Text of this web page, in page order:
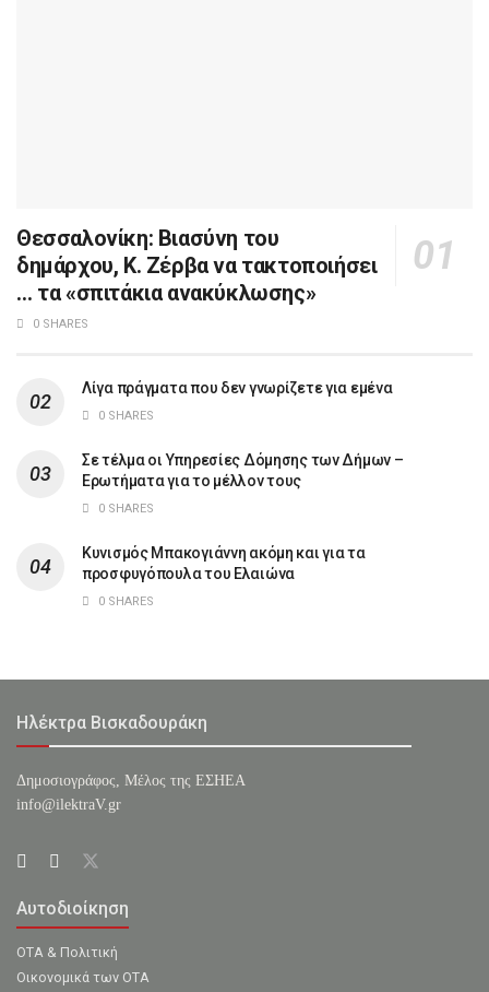
Θεσσαλονίκη: Βιασύνη του
δημάρχου, Κ. Ζέρβα να τακτοποιήσει
… τα «σπιτάκια ανακύκλωσης»
0 SHARES
Λίγα πράγματα που δεν γνωρίζετε για εμένα
0 SHARES
Σε τέλμα οι Υπηρεσίες Δόμησης των Δήμων –
Ερωτήματα για το μέλλον τους
0 SHARES
Κυνισμός Μπακογιάννη ακόμη και για τα
προσφυγόπουλα του Ελαιώνα
0 SHARES
Ηλέκτρα Βισκαδουράκη
Δημοσιογράφος, Μέλος της ΕΣHΕΑ
info@ilektraV.gr
Αυτοδιοίκηση
ΟΤΑ & Πολιτική
Οικονομικά των ΟΤΑ